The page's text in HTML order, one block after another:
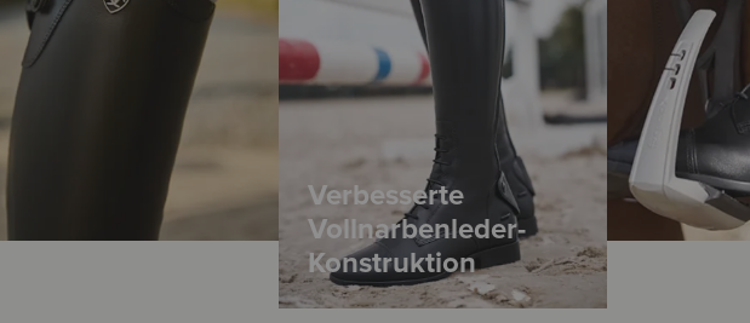
Verbesserte
Vollnarbenleder-
Konstruktion